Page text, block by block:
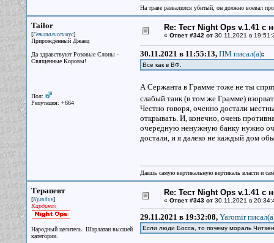
На траве развалился убитый, он должно воевал
Tailor
[Гениталиссимус]
Прирожденный Джаец
Да здравствуют Розовые Слоны -
Священные Коровы!
Пол:
Репутация: +664
Re: Тест Night Ops v.1.41 с
« Ответ #342 от30.11.2021 в
30.11.2021 в 11:55:13, ПМ писал(a):
Все как в ВФ.
А Сержанта в Грамме тоже не ты
слабый танк (в том же Грамме)
Честно говоря, оченно достали
открывать. И, конечно, очень
очередную ненужную банку нужно
достали, и я далеко не каждый дом
Даешь самую вертикальную вертикаль власти и
Терапевт
[Кулибин]
Кардинал
Народный целитель. Шарлатан высшей
категории.
Re: Тест Night Ops v.1.41 с
« Ответ #343 от30.11.2021 в
29.11.2021 в 19:32:08, Yaromir
Если люди Босса, то почему мораль